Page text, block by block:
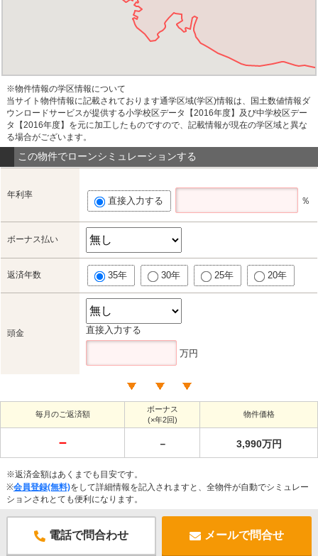
※物件情報の学区情報について
当サイト物件情報に記載されております通学区域(学区)情報は、国土数値情報ダ
ウンロードサービスが提供する小学校区データ【2016年度】及び中学校区デー
タ【2016年度】を元に加工したものですので、記載情報が現在の学区域と異な
る場合がございます。
この物件でローンシミュレーションする
年利率
直接入力する ％
ボーナス払い
返済年数 35年 30年 25年 20年
頭金 直接入力する
万円
毎月のご返済額
ボーナス
(×年2回)
物件価格
－ － 3,990万円
※返済金額はあくまでも目安です。
※会員登録(無料)をして詳細情報を記入されますと、全物件が自動でシミュレー
ションされとても便利になります。
電話で問合わせ メールで問合せ